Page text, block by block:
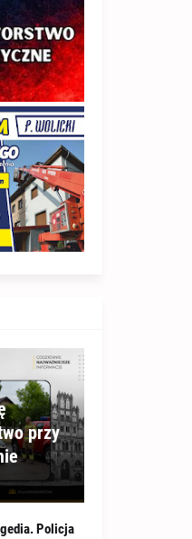
przy
Policja